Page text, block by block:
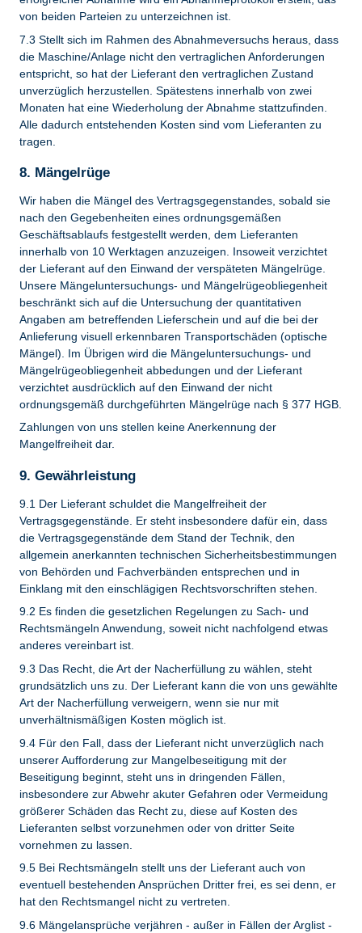
von beiden Parteien zu unterzeichnen ist.
7.3 Stellt sich im Rahmen des Abnahmeversuchs heraus, dass
die Maschine/Anlage nicht den vertraglichen Anforderungen
entspricht, so hat der Lieferant den vertraglichen Zustand
unverzüglich herzustellen. Spätestens innerhalb von zwei
Monaten hat eine Wiederholung der Abnahme stattzufinden.
Alle dadurch entstehenden Kosten sind vom Lieferanten zu
tragen.
8. Mängelrüge
Wir haben die Mängel des Vertragsgegenstandes, sobald sie
nach den Gegebenheiten eines ordnungsgemäßen
Geschäftsablaufs festgestellt werden, dem Lieferanten
innerhalb von 10 Werktagen anzuzeigen. Insoweit verzichtet
der Lieferant auf den Einwand der verspäteten Mängelrüge.
Unsere Mängeluntersuchungs- und Mängelrügeobliegenheit
beschränkt sich auf die Untersuchung der quantitativen
Angaben am betreffenden Lieferschein und auf die bei der
Anlieferung visuell erkennbaren Transportschäden (optische
Mängel). Im Übrigen wird die Mängeluntersuchungs- und
Mängelrügeobliegenheit abbedungen und der Lieferant
verzichtet ausdrücklich auf den Einwand der nicht
ordnungsgemäß durchgeführten Mängelrüge nach § 377 HGB.
Zahlungen von uns stellen keine Anerkennung der
Mangelfreiheit dar.
9. Gewährleistung
9.1 Der Lieferant schuldet die Mangelfreiheit der
Vertragsgegenstände. Er steht insbesondere dafür ein, dass
die Vertragsgegenstände dem Stand der Technik, den
allgemein anerkannten technischen Sicherheitsbestimmungen
von Behörden und Fachverbänden entsprechen und in
Einklang mit den einschlägigen Rechtsvorschriften stehen.
9.2 Es finden die gesetzlichen Regelungen zu Sach- und
Rechtsmängeln Anwendung, soweit nicht nachfolgend etwas
anderes vereinbart ist.
9.3 Das Recht, die Art der Nacherfüllung zu wählen, steht
grundsätzlich uns zu. Der Lieferant kann die von uns gewählte
Art der Nacherfüllung verweigern, wenn sie nur mit
unverhältnismäßigen Kosten möglich ist.
9.4 Für den Fall, dass der Lieferant nicht unverzüglich nach
unserer Aufforderung zur Mangelbeseitigung mit der
Beseitigung beginnt, steht uns in dringenden Fällen,
insbesondere zur Abwehr akuter Gefahren oder Vermeidung
größerer Schäden das Recht zu, diese auf Kosten des
Lieferanten selbst vorzunehmen oder von dritter Seite
vornehmen zu lassen.
9.5 Bei Rechtsmängeln stellt uns der Lieferant auch von
eventuell bestehenden Ansprüchen Dritter frei, es sei denn, er
hat den Rechtsmangel nicht zu vertreten.
9.6 Mängelansprüche verjähren - außer in Fällen der Arglist -